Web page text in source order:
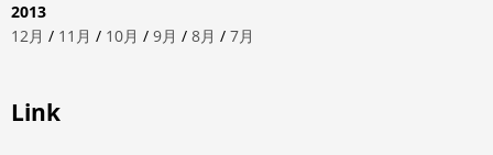
2013
12月 / 11月 / 10月 / 9月 / 8月 / 7月
Link